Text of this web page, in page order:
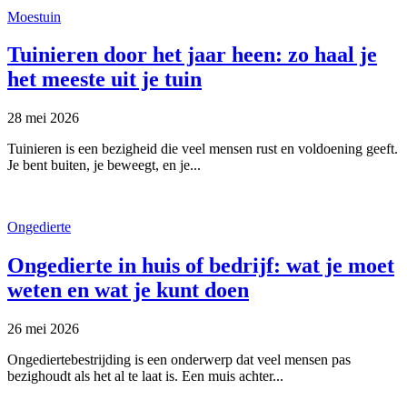
Moestuin
Tuinieren door het jaar heen: zo haal je
het meeste uit je tuin
28 mei 2026
Tuinieren is een bezigheid die veel mensen rust en voldoening geeft.
Je bent buiten, je beweegt, en je...
Ongedierte
Ongedierte in huis of bedrijf: wat je moet
weten en wat je kunt doen
26 mei 2026
Ongediertebestrijding is een onderwerp dat veel mensen pas
bezighoudt als het al te laat is. Een muis achter...